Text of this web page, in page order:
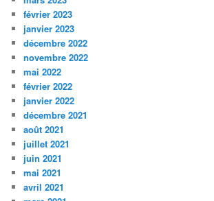
février 2023
janvier 2023
décembre 2022
novembre 2022
mai 2022
février 2022
janvier 2022
décembre 2021
août 2021
juillet 2021
juin 2021
mai 2021
avril 2021